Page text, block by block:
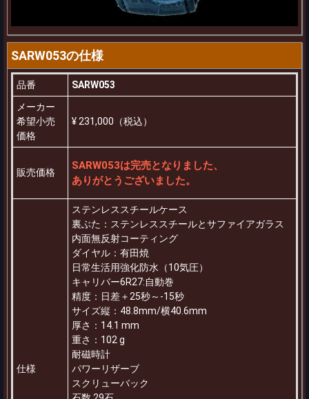
SARW053の仕様
品番
SARW053
メーカー
希望小売
価格
¥ 231,000（税込）
販売価格
SARW053は完売となりました、
ありがとうございました。
仕様
ステンレススチールケース
裏ぶた：ステンレススチールとサファイアガラス
内面無反射コーティング
ダイヤル：有田焼
日常生活用強化防水（10気圧）
キャリバー6R27:自動巻
精度：日差＋25秒～-15秒
サイズ縦：48.8mm/横40.6mm
厚さ：14.1 mm
重さ：102 g
耐磁時計
パワーリザーブ
スクリューバック